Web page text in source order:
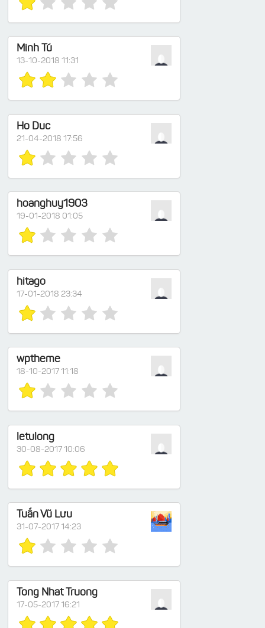
Minh Tú
13-10-2018 11:31
Ho Duc
21-04-2018 17:56
hoanghuy1903
19-01-2018 01:05
hitago
17-01-2018 23:34
wptheme
18-10-2017 11:18
letulong
30-08-2017 10:06
Tuấn Vũ Lưu
31-07-2017 14:23
Tong Nhat Truong
17-05-2017 16:21